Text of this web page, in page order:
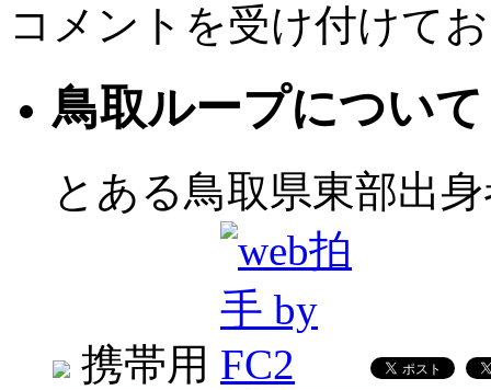
コメントを受け付けて
鳥取ループについて
とある鳥取県東部出
携帯用